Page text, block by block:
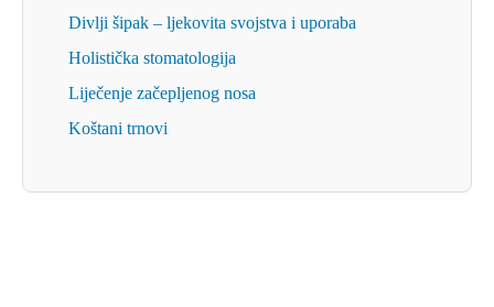
Divlji šipak – ljekovita svojstva i uporaba
Holistička stomatologija
Liječenje začepljenog nosa
Koštani trnovi